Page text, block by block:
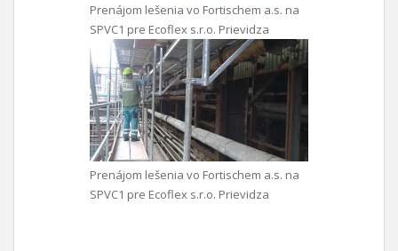
Prenájom lešenia vo Fortischem a.s. na
SPVC1 pre Ecoflex s.r.o. Prievidza
Prenájom lešenia vo Fortischem a.s. na
SPVC1 pre Ecoflex s.r.o. Prievidza